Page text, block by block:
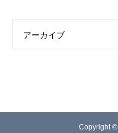
アーカイブ
Copyright ©